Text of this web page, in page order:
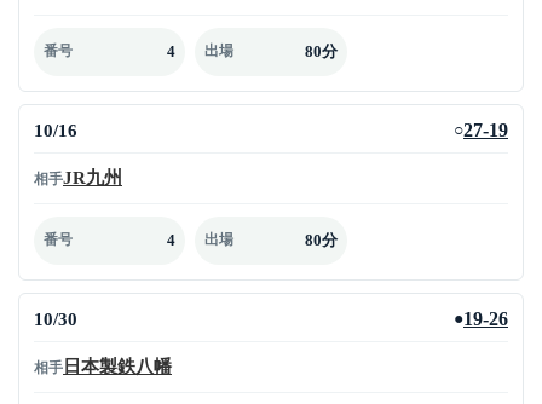
番号 4 出場 80分
10/16 ○27-19
相手JR九州
番号 4 出場 80分
10/30 ●19-26
相手 日本製鉄八幡